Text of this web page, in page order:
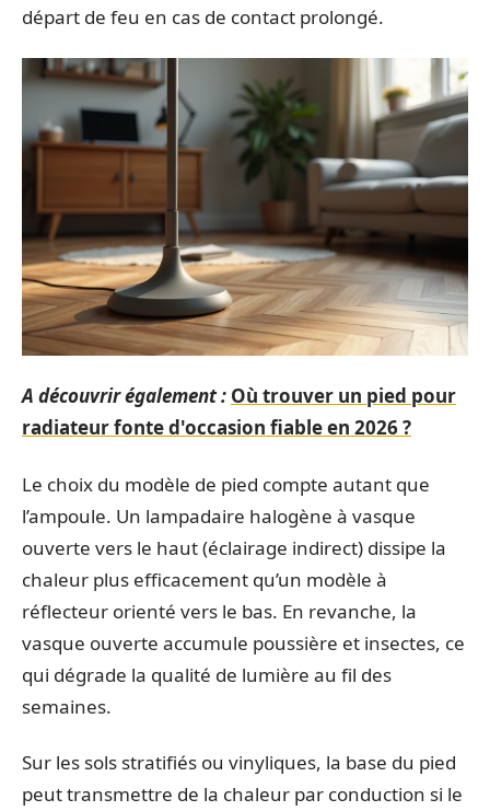
départ de feu en cas de contact prolongé.
A découvrir également : Où trouver un pied pour
radiateur fonte d'occasion fiable en 2026 ?
Le choix du modèle de pied compte autant que
l’ampoule. Un lampadaire halogène à vasque
ouverte vers le haut (éclairage indirect) dissipe la
chaleur plus efficacement qu’un modèle à
réflecteur orienté vers le bas. En revanche, la
vasque ouverte accumule poussière et insectes, ce
qui dégrade la qualité de lumière au fil des
semaines.
Sur les sols stratifiés ou vinyliques, la base du pied
peut transmettre de la chaleur par conduction si le